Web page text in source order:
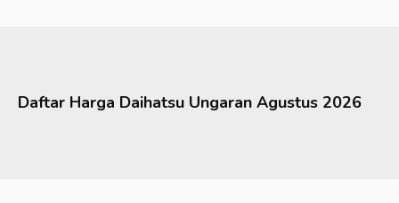
Daftar Harga Daihatsu Ungaran Agustus 2026